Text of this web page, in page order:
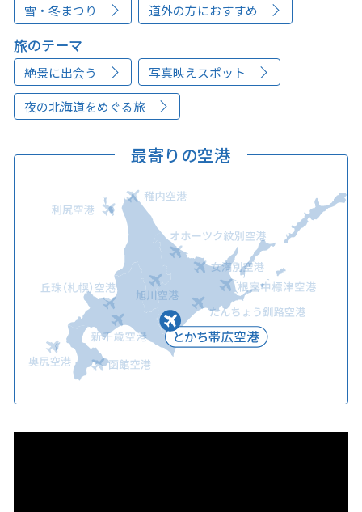
雪・冬まつり 道外の方におすすめ
旅のテーマ
絶景に出会う 写真映えスポット
夜の北海道をめぐる旅
最寄りの空港